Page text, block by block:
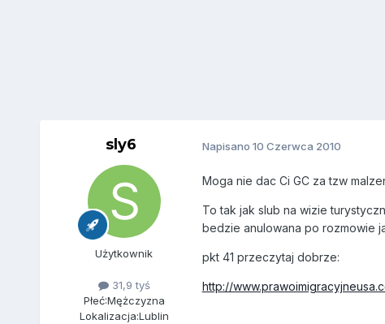
sly6
Użytkownik
31,9 tyś
Płeć:Mężczyzna
Lokalizacja:Lublin
Napisano 10 Czerwca 2010
Moga nie dac Ci GC za tzw
To tak jak slub na wizie
bedzie anulowana po rozmowie
pkt 41 przeczytaj dobrze:
http://